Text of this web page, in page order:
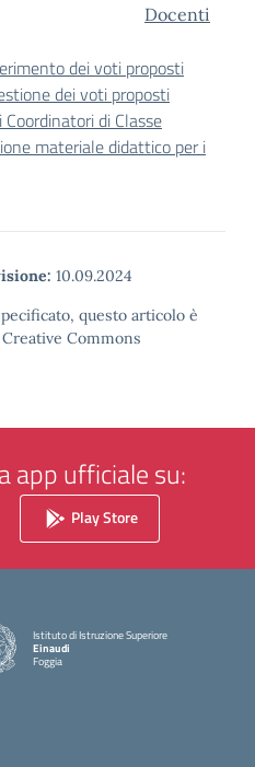
Docenti
dei voti proposti
dei voti proposti
di Classe
materiale didattico per i
10.09.2024
questo articolo è
Commons
app ufficiale su:
Play Store
Istituto di Istruzione Superiore
Einaudi
Foggia
— Visita la pagina iniziale della scuola